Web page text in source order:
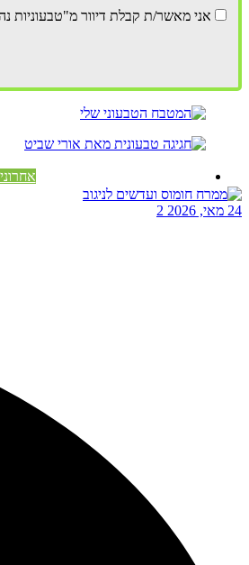
אני מאשר/ת קבלת דיוור מ"טבעוניות
24 מאי, 2026 2